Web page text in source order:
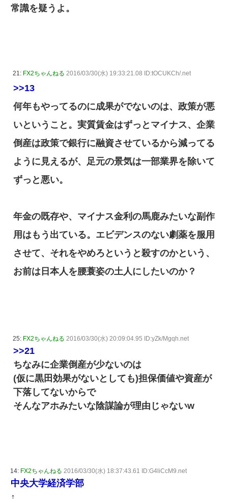
常識を疑うよ。
21: FX2ちゃんねる 2016/03/30(水) 19:33:21.08 ID:tOCUKCh/.net
>>13
何年もやってるのに成果がでないのは、政策が悪
いということ。実質賃金はずっとマイナス、企業
倒産は政策で銀行に融資させているから減ってる
ように見えるが、足元の景気は一部業界を除いて
ずっと悪い。
年金の既存や、マイナス金利の馬鹿みたいな副作
用はもう出ている。エビデンスのない劇薬を服用
させて、それをやめろというと殺すのかという、
お前は日本人を腰蓑姿の土人にしたいのか？
25: FX2ちゃんねる 2016/03/30(水) 20:09:04.95 ID:yZk/Mgqh.net
>>21
ちなみに企業倒産が少ないのは
(仮に黒田効果がないとしても)担保価値や資産が
下落してないからで
そんなアホみたいな陰謀論が理由じゃないw
14: FX2ちゃんねる 2016/03/30(水) 18:37:43.61 ID:G4liCcM9.net
中央大学経済学部
↑